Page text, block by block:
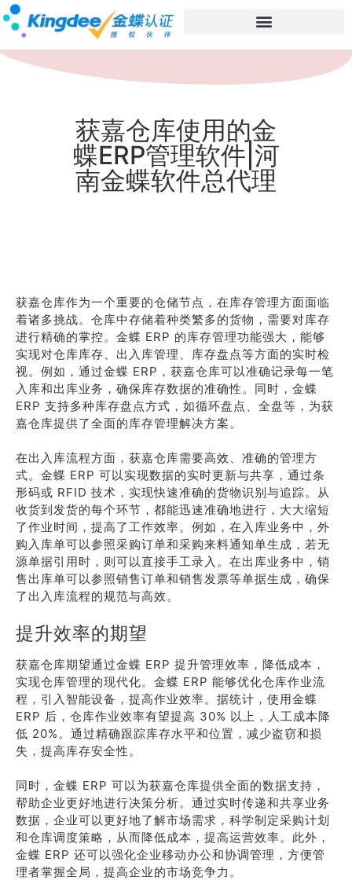
获嘉仓库使用的金
蝶ERP管理软件|河
南金蝶软件总代理
获嘉仓库作为一个重要的仓储节点，在库存管理方面面临
着诸多挑战。仓库中存储着种类繁多的货物，需要对库存
进行精确的掌控。金蝶 ERP 的库存管理功能强大，能够
实现对仓库库存、出入库管理、库存盘点等方面的实时检
视。例如，通过金蝶 ERP，获嘉仓库可以准确记录每一笔
入库和出库业务，确保库存数据的准确性。同时，金蝶
ERP 支持多种库存盘点方式，如循环盘点、全盘等，为获
嘉仓库提供了全面的库存管理解决方案。
在出入库流程方面，获嘉仓库需要高效、准确的管理方
式。金蝶 ERP 可以实现数据的实时更新与共享，通过条
形码或 RFID 技术，实现快速准确的货物识别与追踪。从
收货到发货的每个环节，都能迅速准确地进行，大大缩短
了作业时间，提高了工作效率。例如，在入库业务中，外
购入库单可以参照采购订单和采购来料通知单生成，若无
源单据引用时，则可以直接手工录入。在出库业务中，销
售出库单可以参照销售订单和销售发票等单据生成，确保
了出入库流程的规范与高效。
提升效率的期望
获嘉仓库期望通过金蝶 ERP 提升管理效率，降低成本，
实现仓库管理的现代化。金蝶 ERP 能够优化仓库作业流
程，引入智能设备，提高作业效率。据统计，使用金蝶
ERP 后，仓库作业效率有望提高 30% 以上，人工成本降
低 20%。通过精确跟踪库存水平和位置，减少盗窃和损
失，提高库存安全性。
同时，金蝶 ERP 可以为获嘉仓库提供全面的数据支持，
帮助企业更好地进行决策分析。通过实时传递和共享业务
数据，企业可以更好地了解市场需求，科学制定采购计划
和仓库调度策略，从而降低成本，提高运营效率。此外，
金蝶 ERP 还可以强化企业移动办公和协调管理，方便管
理者掌握全局，提高企业的市场竞争力。